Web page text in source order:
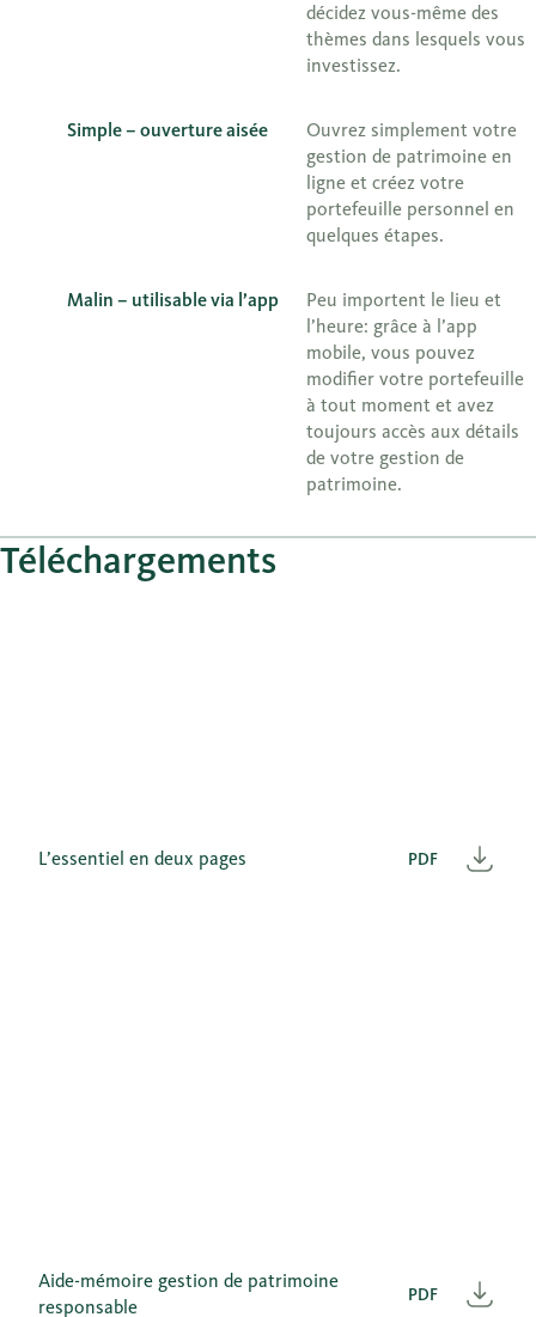
décidez vous-même des
thèmes dans lesquels vous
investissez.
Simple – ouverture aisée
Ouvrez simplement votre
gestion de patrimoine en
ligne et créez votre
portefeuille personnel en
quelques étapes.
Malin – utilisable via l’app
Peu importent le lieu et
l’heure: grâce à l’app
mobile, vous pouvez
modifier votre portefeuille
à tout moment et avez
toujours accès aux détails
de votre gestion de
patrimoine.
Téléchargements
PDF
L’essentiel en deux pages
PDF
Aide-mémoire gestion de patrimoine
responsable